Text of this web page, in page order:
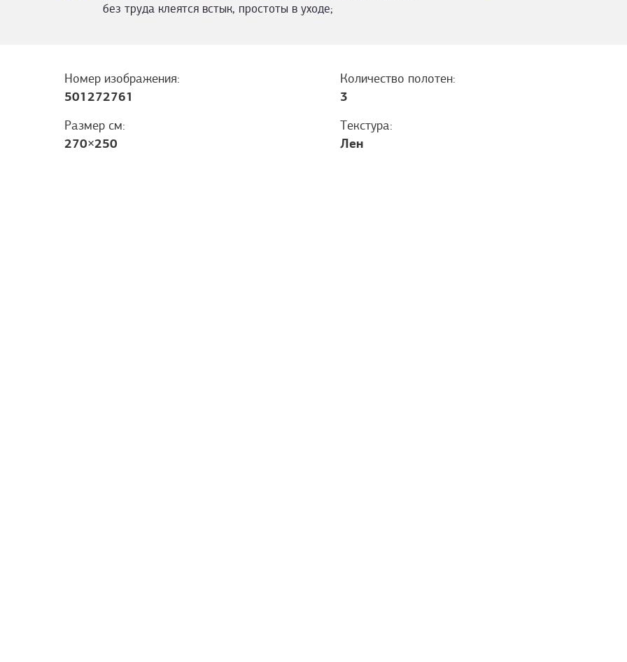
без труда клеятся встык, простоты в уходе;
Номер изображения:
501272761
Количество полотен:
3
Размер см:
270×250
Текстура:
Лен